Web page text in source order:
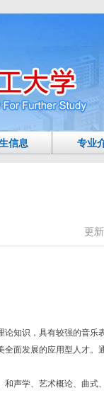
信息 专业
知识，具有较强的音
面发展的应用型人才
声学、艺术概论、曲
更